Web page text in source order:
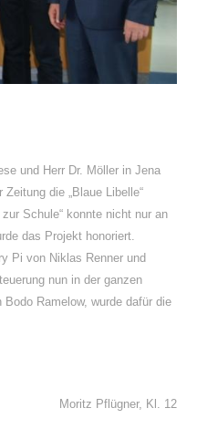
und Herr Dr. Möller in Jena
die „Blaue Libelle“
Schule“ konnte nicht nur an
das Projekt honoriert.
Pi von Niklas Renner und
nun in der ganzen
Ramelow, wurde dafür die
Moritz Pflügner, Kl. 12